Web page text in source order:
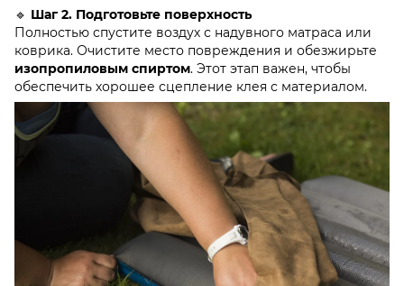
🔹 Шаг 2. Подготовьте поверхность
Полностью спустите воздух с надувного матраса или
коврика. Очистите место повреждения и обезжирьте
изопропиловым спиртом. Этот этап важен, чтобы
обеспечить хорошее сцепление клея с материалом.